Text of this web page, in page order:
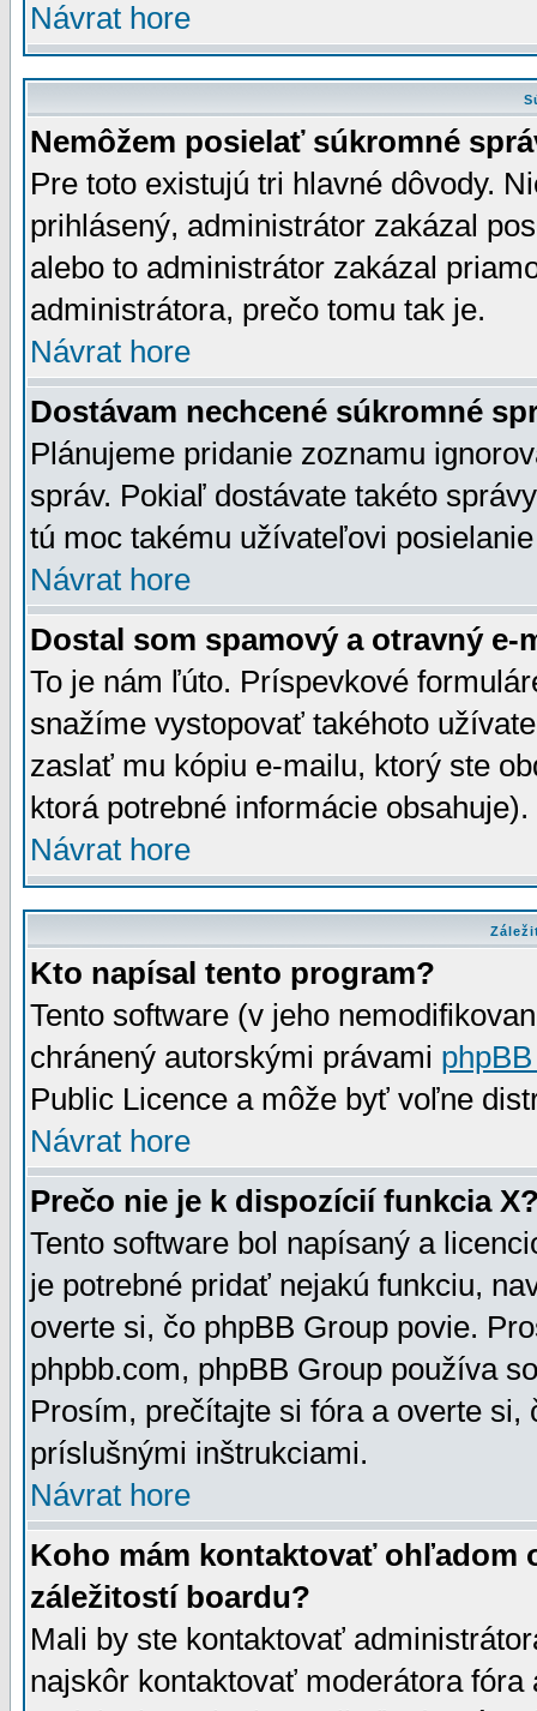
Návrat hore
Nemôžem posielať súkromné
Pre toto existujú tri hlavné dôvody.
prihlásený, administrátor zakázal
alebo to administrátor zakázal
administrátora, prečo tomu tak je.
Návrat hore
Dostávam nechcené súkromné
Plánujeme pridanie zoznamu
správ. Pokiaľ dostávate takéto
tú moc takému užívateľovi
Návrat hore
Dostal som spamový a otravný e-
To je nám ľúto. Príspevkové
snažíme vystopovať takéhoto
zaslať mu kópiu e-mailu, ktorý ste
ktorá potrebné informácie
Návrat hore
Kto napísal tento program?
Tento software (v jeho
chránený autorskými právami
Public Licence a môže byť voľne
Návrat hore
Prečo nie je k dispozícií funkcia
Tento software bol napísaný a
je potrebné pridať nejakú funkciu,
overte si, čo phpBB Group povie.
phpbb.com, phpBB Group používa
Prosím, prečítajte si fóra a overte
príslušnými inštrukciami.
Návrat hore
Koho mám kontaktovať ohľadom
záležitostí boardu?
Mali by ste kontaktovať
najskôr kontaktovať moderátora